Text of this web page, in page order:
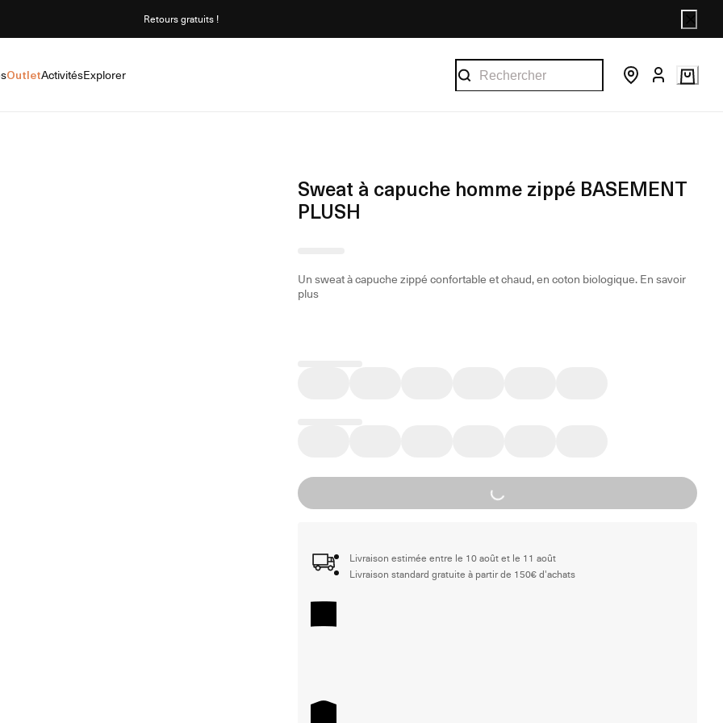
Retours gratuits !
OutletActivitésExplorer
Sweat à capuche homme zippé BASEMENT
PLUSH
Un sweat à capuche zippé confortable et chaud, en coton biologique.En savoir
plus
Loading...
Livraison estimée entre le 10 août et le 11 août
Livraison standard gratuite à partir de 150€ d'achats